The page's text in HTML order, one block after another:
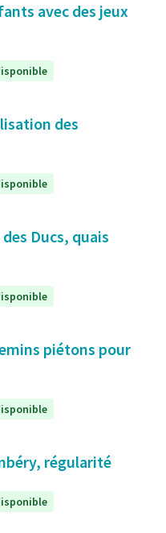
avec des jeux
des
Ducs, quais
piétons pour
régularité